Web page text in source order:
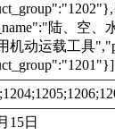
陆、空、
机动运载工具
15日